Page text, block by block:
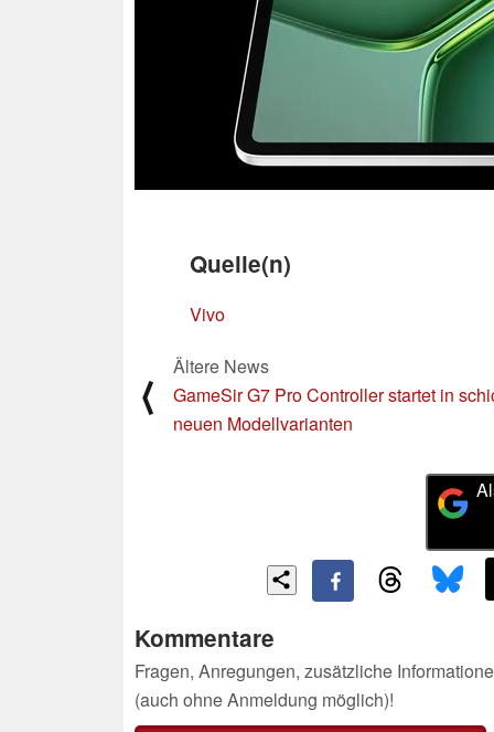
Quelle(n)
Vivo
⟨
Ältere News
GameSir G7 Pro Controller startet in
neuen Modellvarianten
Kommentare
Fragen, Anregungen, zusätzliche
(auch ohne Anmeldung möglich)!